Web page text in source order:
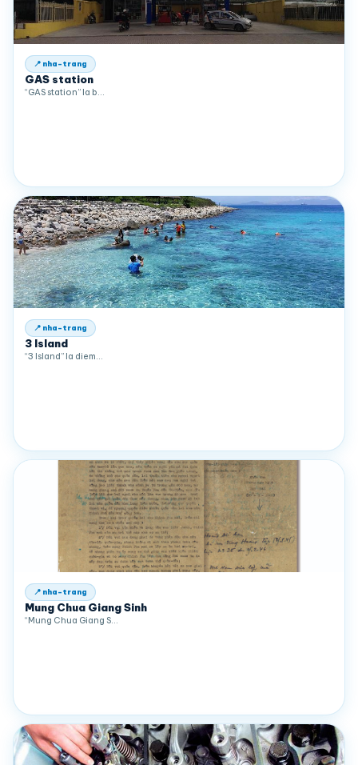
📍 nha-trang
GAS station
“GAS station” la b…
📍 nha-trang
3 Island
“3 Island” la diem…
📍 nha-trang
Mung Chua Giang Sinh
“Mung Chua Giang S…